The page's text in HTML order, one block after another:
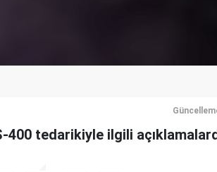
400 tedarikiyle ilgili